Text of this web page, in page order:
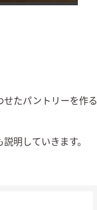
たパントリーを作る
明していきます。